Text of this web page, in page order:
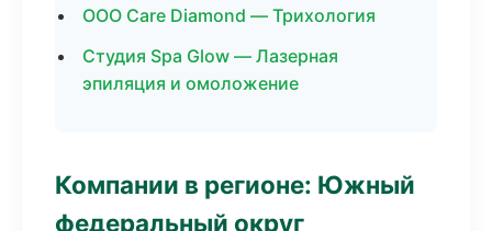
ООО Care Diamond — Трихология
Студия Spa Glow — Лазерная
эпиляция и омоложение
Компании в регионе: Южный
федеральный округ